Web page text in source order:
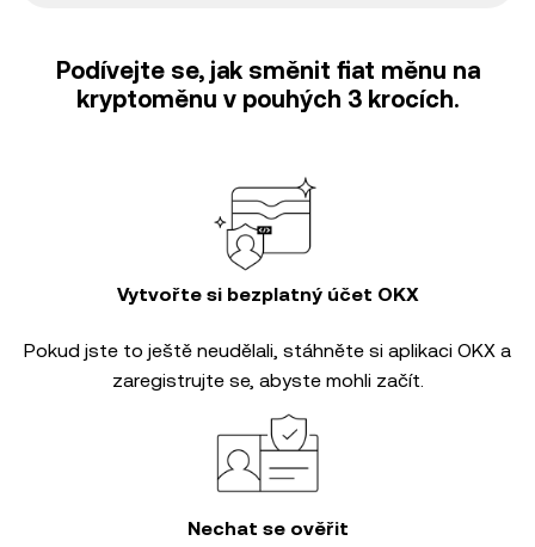
Podívejte se, jak směnit fiat měnu na
kryptoměnu v pouhých 3 krocích.
Vytvořte si bezplatný účet OKX
Pokud jste to ještě neudělali, stáhněte si aplikaci OKX a
zaregistrujte se, abyste mohli začít.
Nechat se ověřit